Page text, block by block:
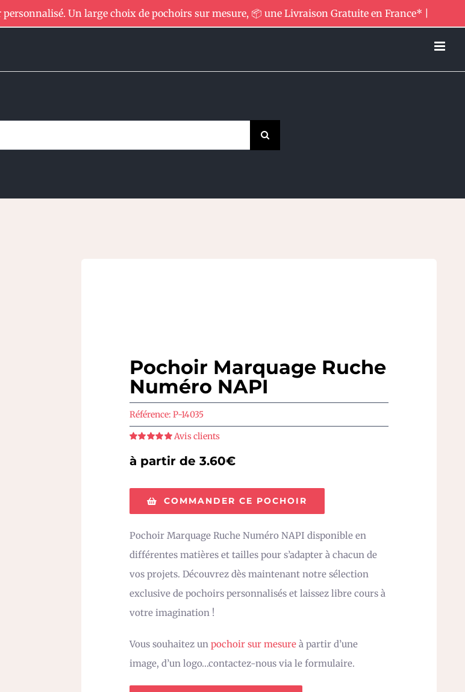
Un large choix de pochoirs sur mesure, 📦 une Livraison Gratuite en France* |
Pochoir Marquage Ruche
Numéro NAPI
Référence: P-14035
Avis clients
à partir de 3.60€
COMMANDER CE POCHOIR
Pochoir Marquage Ruche Numéro NAPI disponible en
différentes matières et tailles pour s’adapter à chacun de
vos projets. Découvrez dès maintenant notre sélection
exclusive de pochoirs personnalisés et laissez libre cours à
votre imagination !
Vous souhaitez un pochoir sur mesure à partir d’une
image, d’un logo…contactez-nous via le formulaire.